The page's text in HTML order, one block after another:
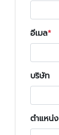
อีเมล
บริษัท
ตำแหน่ง